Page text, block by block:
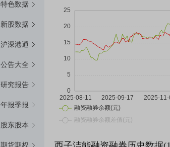
特色数据
新股数据
沪深港通
公告大全
研究报告
年报季报
股东股本
期货期权